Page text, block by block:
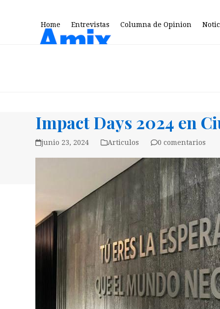
Home Entrevistas Columna de Opinion
Impact Days 2024 en
junio 23, 2024 Articulos 0 comentarios